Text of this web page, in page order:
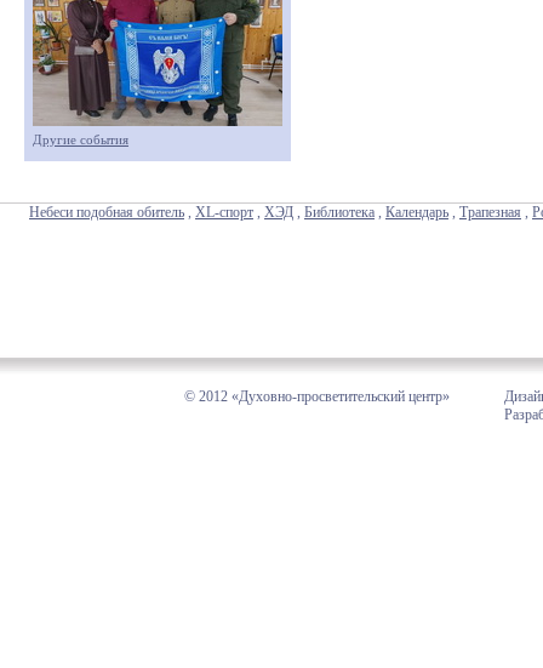
Другие события
Небеси подобная обитель , XL-спорт , ХЭД , Библиотека , Календарь , Трапезная ,
© 2012 «Духовно-просветительский центр»